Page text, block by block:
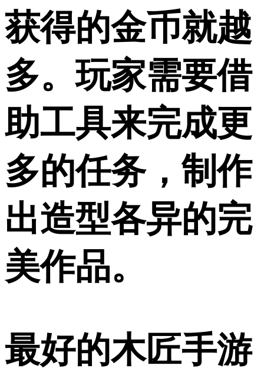
获得的金币就越
多。玩家需要借
助工具来完成更
多的任务，制作
出造型各异的完
美作品。
最好的木匠手游